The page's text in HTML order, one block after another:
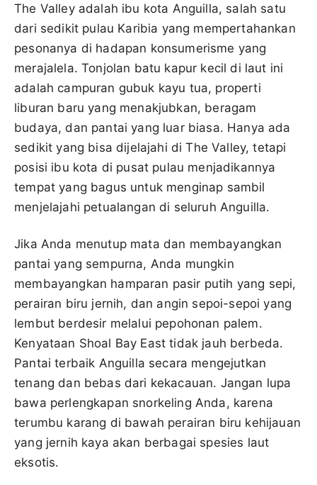
The Valley adalah ibu kota Anguilla, salah satu
dari sedikit pulau Karibia yang mempertahankan
pesonanya di hadapan konsumerisme yang
merajalela. Tonjolan batu kapur kecil di laut ini
adalah campuran gubuk kayu tua, properti
liburan baru yang menakjubkan, beragam
budaya, dan pantai yang luar biasa. Hanya ada
sedikit yang bisa dijelajahi di The Valley, tetapi
posisi ibu kota di pusat pulau menjadikannya
tempat yang bagus untuk menginap sambil
menjelajahi petualangan di seluruh Anguilla.
Jika Anda menutup mata dan membayangkan
pantai yang sempurna, Anda mungkin
membayangkan hamparan pasir putih yang sepi,
perairan biru jernih, dan angin sepoi-sepoi yang
lembut berdesir melalui pepohonan palem.
Kenyataan Shoal Bay East tidak jauh berbeda.
Pantai terbaik Anguilla secara mengejutkan
tenang dan bebas dari kekacauan. Jangan lupa
bawa perlengkapan snorkeling Anda, karena
terumbu karang di bawah perairan biru kehijauan
yang jernih kaya akan berbagai spesies laut
eksotis.